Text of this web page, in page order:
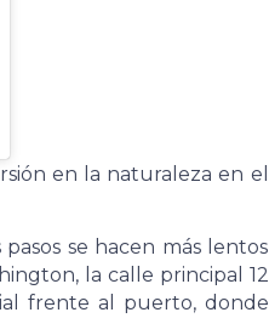
en la naturaleza en el
se hacen más lentos
la calle principal 12
frente al puerto, donde